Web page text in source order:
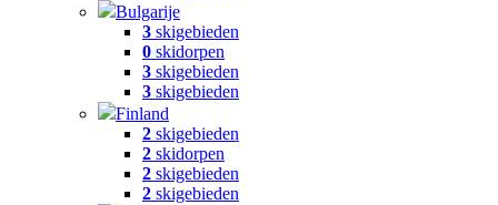
Bulgarije
3 skigebieden
0 skidorpen
3 skigebieden
3 skigebieden
Finland
2 skigebieden
2 skidorpen
2 skigebieden
2 skigebieden